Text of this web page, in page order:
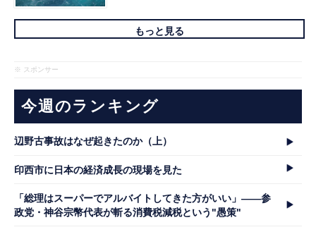
もっと見る
※ スポンサー
今週のランキング
辺野古事故はなぜ起きたのか（上）
印西市に日本の経済成長の現場を見た
「総理はスーパーでアルバイトしてきた方がいい」――参
政党・神谷宗幣代表が斬る消費税減税という"愚策"